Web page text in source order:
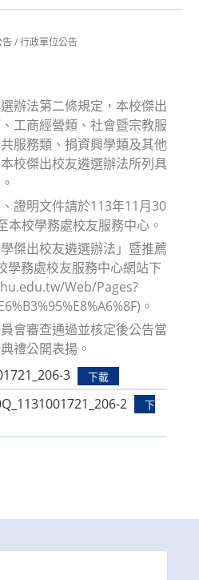
告/行政單位公告
辦法第二條規定，本校傑出
工商經營類、社會暨宗教服
服務類、捐資興學類及其他
校傑出校友遴選辦法所列具
證明文件請於113年11月30
本校學務處校友服務中心。
傑出校友遴選辦法」暨推薦
學務處校友服務中心網站下
Web/Pages?
。
會審查通過並核定後公告當
禮公開表揚。
3
下載
2
下